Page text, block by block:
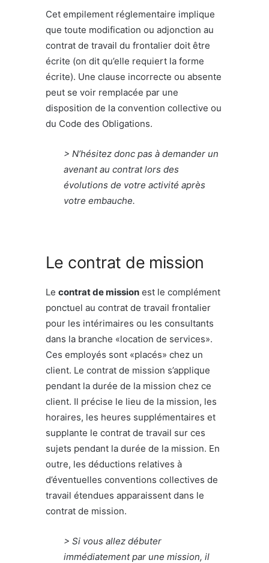
Cet empilement réglementaire implique
que toute modification ou adjonction au
contrat de travail du frontalier doit être
écrite (on dit qu’elle requiert la forme
écrite). Une clause incorrecte ou absente
peut se voir remplacée par une
disposition de la convention collective ou
du Code des Obligations.
> N’hésitez donc pas à demander un
avenant au contrat lors des
évolutions de votre activité après
votre embauche.
Le contrat de mission
Le contrat de mission est le complément
ponctuel au contrat de travail frontalier
pour les intérimaires ou les consultants
dans la branche «location de services».
Ces employés sont «placés» chez un
client. Le contrat de mission s’applique
pendant la durée de la mission chez ce
client. Il précise le lieu de la mission, les
horaires, les heures supplémentaires et
supplante le contrat de travail sur ces
sujets pendant la durée de la mission. En
outre, les déductions relatives à
d’éventuelles conventions collectives de
travail étendues apparaissent dans le
contrat de mission.
> Si vous allez débuter
immédiatement par une mission, il